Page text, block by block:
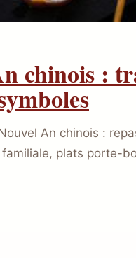
chinois :
An chinois :
plats porte-